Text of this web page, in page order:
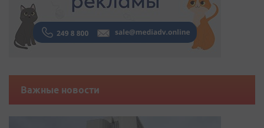
Важные новости